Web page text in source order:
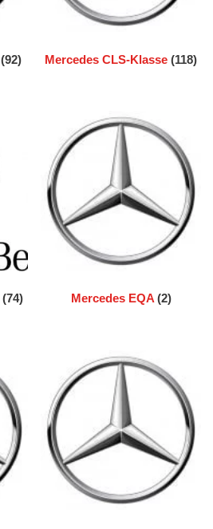
(92) Mercedes CLS-Klasse(118)
(74) Mercedes EQA (2)